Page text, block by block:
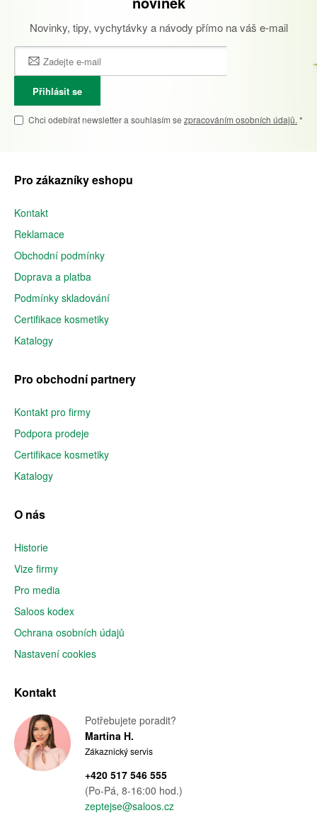
Novinky, tipy, vychytávky a návody přímo na váš e-mail
Přihlásit se
Chci odebírat newsletter a souhlasím se zpracováním osobních údajů. *
Pro zákazníky eshopu
Kontakt
Reklamace
Obchodní podmínky
Doprava a platba
Podmínky skladování
Certifikace kosmetiky
Katalogy
Pro obchodní partnery
Kontakt pro firmy
Podpora prodeje
Certifikace kosmetiky
Katalogy
O nás
Historie
Vize firmy
Pro media
Saloos kodex
Ochrana osobních údajů
Nastavení cookies
Kontakt
Potřebujete poradit?
Martina H.
Zákaznický servis
+420 517 546 555
(Po-Pá, 8-16:00 hod.)
zeptejse@saloos.cz